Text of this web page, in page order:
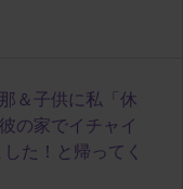
＆子供に私「休
の家でイチャイ
た！と帰ってく